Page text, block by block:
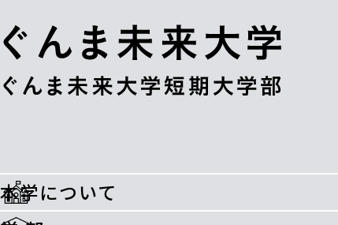
本学について